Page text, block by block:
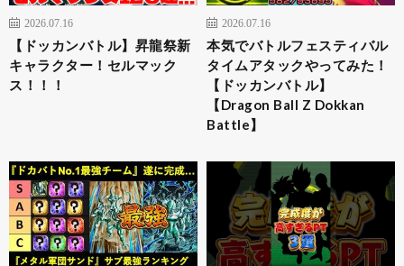
2026.07.16
【ドッカンバトル】昇龍祭新
キャラクター！セルマック
ス！！！
2026.07.16
本気でバトルフェスティバル
タイムアタックやってみた！
【ドッカンバトル】
【Dragon Ball Z Dokkan
Battle】